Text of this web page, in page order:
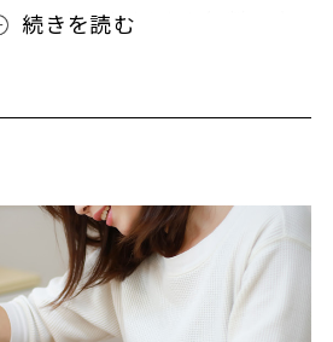
っております！また無料の宅